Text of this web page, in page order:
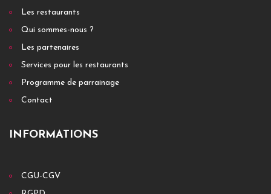
Les restaurants
Qui sommes-nous ?
Les partenaires
Services pour les restaurants
Programme de parrainage
Contact
INFORMATIONS
CGU-CGV